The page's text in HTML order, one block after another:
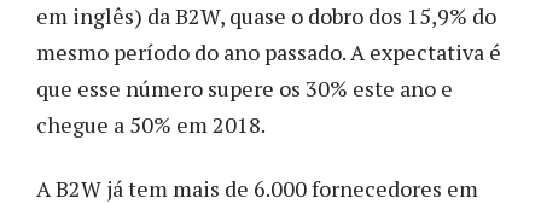
em inglês) da B2W, quase o dobro dos 15,9% do
mesmo período do ano passado. A expectativa é
que esse número supere os 30% este ano e
chegue a 50% em 2018.
A B2W já tem mais de 6.000 fornecedores em